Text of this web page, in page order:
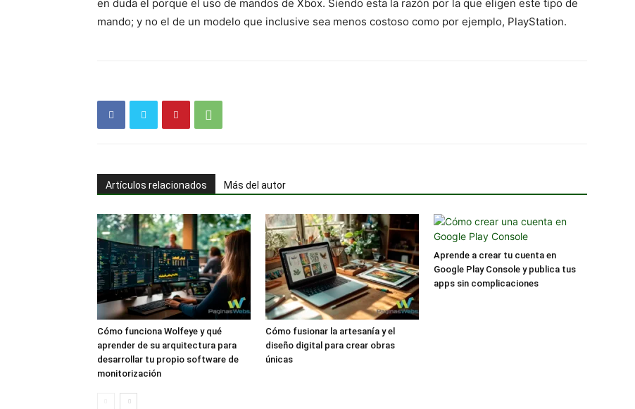
en duda el porque el uso de mandos de Xbox. Siendo esta la razón por la que eligen este tipo de
mando; y no el de un modelo que inclusive sea menos costoso como por ejemplo, PlayStation.
Artículos relacionados Más del autor
Cómo funciona Wolfeye y qué
aprender de su arquitectura para
desarrollar tu propio software de
monitorización
Cómo fusionar la artesanía y el
diseño digital para crear obras
únicas
Aprende a crear tu cuenta en
Google Play Console y publica tus
apps sin complicaciones